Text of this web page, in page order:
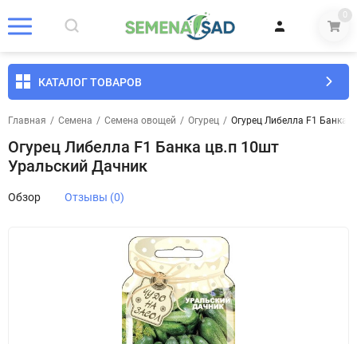
0
КАТАЛОГ ТОВАРОВ
Главная / Семена / Семена овощей / Огурец / Огурец Либелла F1 Банка
Огурец Либелла F1 Банка цв.п 10шт
Уральский Дачник
Обзор Отзывы (0)